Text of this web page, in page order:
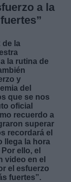
a la
de la
la rutina de
y
del
que se nos
oficial
recuerdo a
superar
recordará el
llega la hora
ello, el
video en el
el esfuerzo
fuertes”.